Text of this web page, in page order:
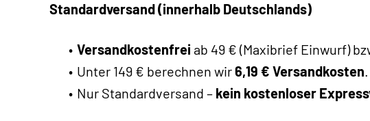
Standardversand (innerhalb Deutschlands)
Versandkostenfrei ab 49 € (Maxibrief Einwurf)
Unter 149 € berechnen wir6,19 € Versandkosten.
Nur Standardversand – kein kostenloser